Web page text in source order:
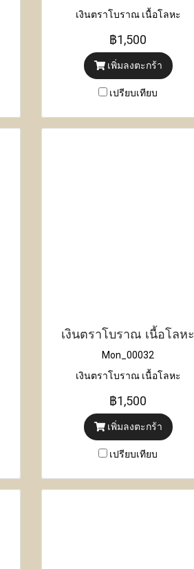
เงินตราโบราณ เนื้อโลหะ
฿1,500
เพิ่มลงตะกร้า
เปรียบเทียบ
เงินตราโบราณ เนื้อโลหะ
Mon_00032
เงินตราโบราณ เนื้อโลหะ
฿1,500
เพิ่มลงตะกร้า
เปรียบเทียบ